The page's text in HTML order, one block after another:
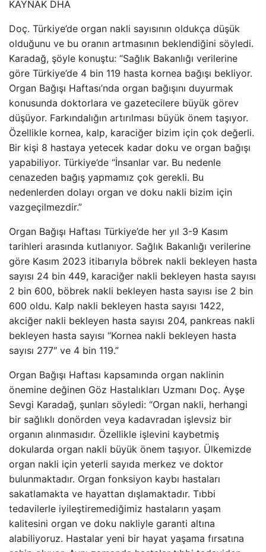
KAYNAK DHA
Doç. Türkiye’de organ nakli sayısının oldukça düşük
olduğunu ve bu oranın artmasının beklendiğini söyledi.
Karadağ, şöyle konuştu: “Sağlık Bakanlığı verilerine
göre Türkiye’de 4 bin 119 hasta kornea bağışı bekliyor.
Organ Bağışı Haftası’nda organ bağışını duyurmak
konusunda doktorlara ve gazetecilere büyük görev
düşüyor. Farkındalığın artırılması büyük önem taşıyor.
Özellikle kornea, kalp, karaciğer bizim için çok değerli.
Bir kişi 8 hastaya yetecek kadar doku ve organ bağışı
yapabiliyor. Türkiye’de “İnsanlar var. Bu nedenle
cenazeden bağış yapmamız çok gerekli. Bu
nedenlerden dolayı organ ve doku nakli bizim için
vazgeçilmezdir.”
Organ Bağışı Haftası Türkiye’de her yıl 3-9 Kasım
tarihleri ​​arasında kutlanıyor. Sağlık Bakanlığı verilerine
göre Kasım 2023 itibarıyla böbrek nakli bekleyen hasta
sayısı 24 bin 449, karaciğer nakli bekleyen hasta sayısı
2 bin 600, böbrek nakli bekleyen hasta sayısı ise 2 bin
600 oldu. Kalp nakli bekleyen hasta sayısı 1422,
akciğer nakli bekleyen hasta sayısı 204, pankreas nakli
bekleyen hasta sayısı “Kornea nakli bekleyen hasta
sayısı 277″ ve 4 bin 119.”
Organ Bağışı Haftası kapsamında organ naklinin
önemine değinen Göz Hastalıkları Uzmanı Doç. Ayşe
Sevgi Karadağ, şunları söyledi: “Organ nakli, herhangi
bir sağlıklı donörden veya kadavradan işlevsiz bir
organın alınmasıdır. Özellikle işlevini kaybetmiş
dokularda organ nakli büyük önem taşıyor. Ülkemizde
organ nakli için yeterli sayıda merkez ve doktor
bulunmaktadır. Organ fonksiyon kaybı hastaları
sakatlamakta ve hayattan dışlamaktadır. Tıbbi
tedavilerle iyileştiremediğimiz hastaların yaşam
kalitesini organ ve doku nakliyle garanti altına
alabiliyoruz. Hastalar yeni bir hayat yaşama fırsatına